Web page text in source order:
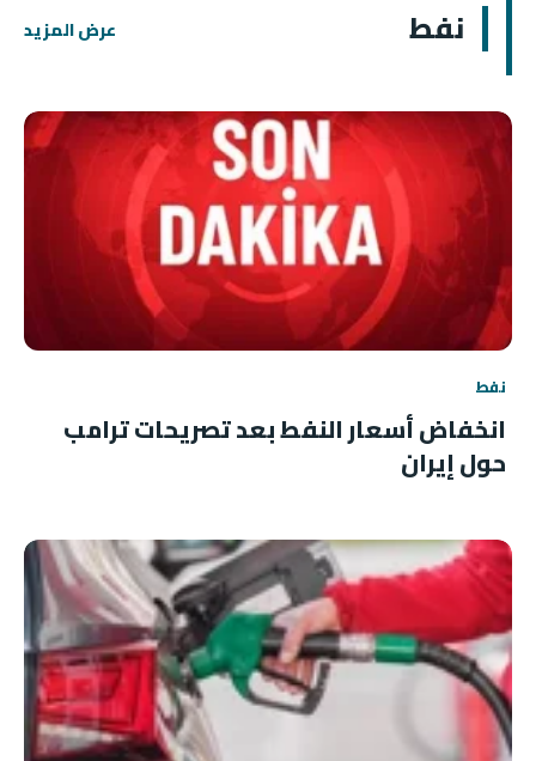
نفط عرض المزيد
نفط
انخفاض أسعار النفط بعد تصريحات ترامب
حول إيران